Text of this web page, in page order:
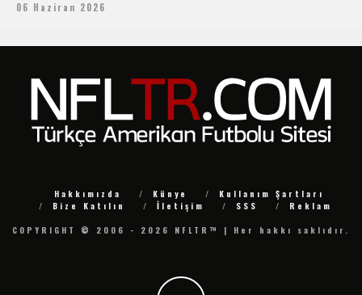
06 Haziran 2026
Hakkımızda Künye
Kullanım Şartları
Bize Katılın
İletişim SSS
Reklam
COPYRIGHT © 2006 - 2026 NFLTR™ | Her hakkı saklıdır.